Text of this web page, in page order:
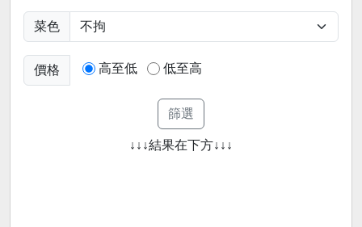
菜色
價格 高至低 低至高
↓↓↓結果在下方↓↓↓